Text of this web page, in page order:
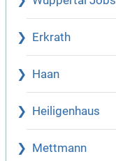
Erkrath
Haan
Heiligenhaus
Mettmann